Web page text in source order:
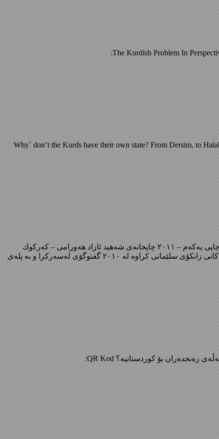
The Kurdish Problem In
Why` don’t the Kurds have their own state? From Dersim, to
نەوتی کەرکوك و ململانێی زلهێزەکان ١٨٩٠-١٩٢٧ نووسەر: دڵشاد عمر عبدالعزیز لە بڵاوکراوەکانی مەکتەبی ناوەندی راگەیاندنی (ی. ن. ك) چاپی یەکەم – ٢٠١١ چاپخانەی شەهید ئازاد هەورامی – کەرکوك
داگرتن: نەوتی کەرکوك و ململانێی زلهێزەکان * لە بنچینەدا ئەم کتێبە ماستەرنامەیە پێشکەش بە بەشی مێژووی کۆلێژی زانستە مرۆڤایەتییەکانی زانکۆی سلێمانی کراوە لە ٢٠١٠ گفتوگۆی لەسەرکرا و بە پلەی